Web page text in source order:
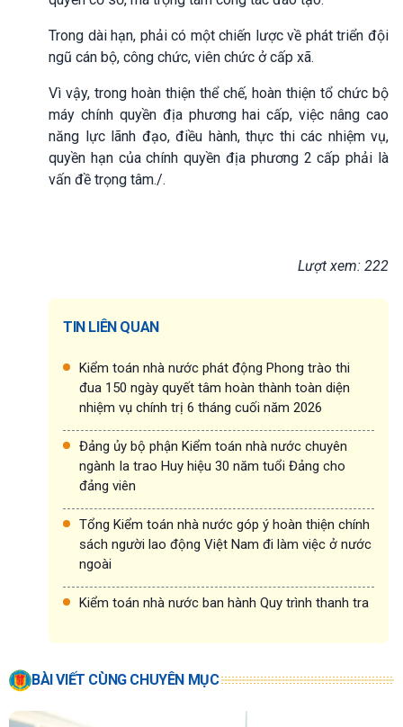
Trong dài hạn, phải có một chiến lược về phát triển đội
ngũ cán bộ, công chức, viên chức ở cấp xã.
Vì vậy, trong hoàn thiện thể chế, hoàn thiện tổ chức bộ
máy chính quyền địa phương hai cấp, việc nâng cao
năng lực lãnh đạo, điều hành, thực thi các nhiệm vụ,
quyền hạn của chính quyền địa phương 2 cấp phải là
vấn đề trọng tâm./.
Lượt xem: 222
TIN LIÊN QUAN
Kiểm toán nhà nước phát động Phong trào thi
đua 150 ngày quyết tâm hoàn thành toàn diện
nhiệm vụ chính trị 6 tháng cuối năm 2026
Đảng ủy bộ phận Kiểm toán nhà nước chuyên
ngành Ia trao Huy hiệu 30 năm tuổi Đảng cho
đảng viên
Tổng Kiểm toán nhà nước góp ý hoàn thiện chính
sách người lao động Việt Nam đi làm việc ở nước
ngoài
Kiểm toán nhà nước ban hành Quy trình thanh tra
BÀI VIẾT CÙNG CHUYÊN MỤC